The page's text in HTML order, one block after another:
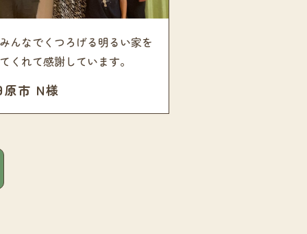
んなでくつろげる明るい家を
くれて感謝しています。
原市 N様